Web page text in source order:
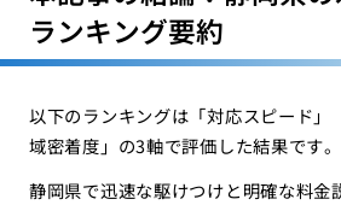
ランキング要約
以下のランキングは「対応スピード」
域密着度」の3軸で評価した結果です。
静岡県で迅速な駆けつけと明確な料金